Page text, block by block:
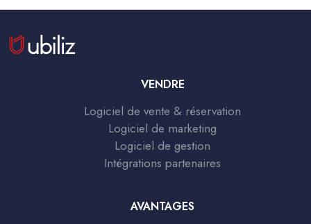
VENDRE
Logiciel de vente & réservation
Logiciel de marketing
Logiciel de gestion
Intégrations partenaires
AVANTAGES